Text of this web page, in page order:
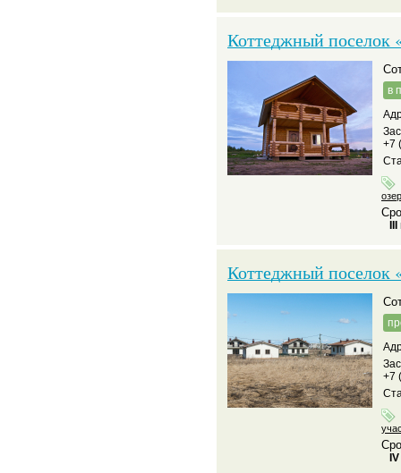
Коттеджный поселок
в
+7
Коттеджный поселок
+7